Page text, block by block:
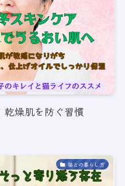
燥肌を防ぐ習慣
猫との暮らし方